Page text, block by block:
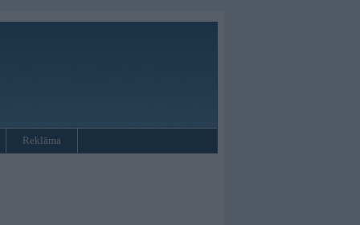
Reklāma